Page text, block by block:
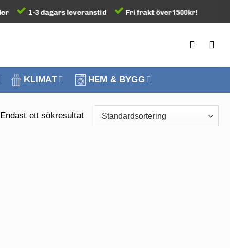
KLIMAT HEM & BYGG
Endast ett sökresultat